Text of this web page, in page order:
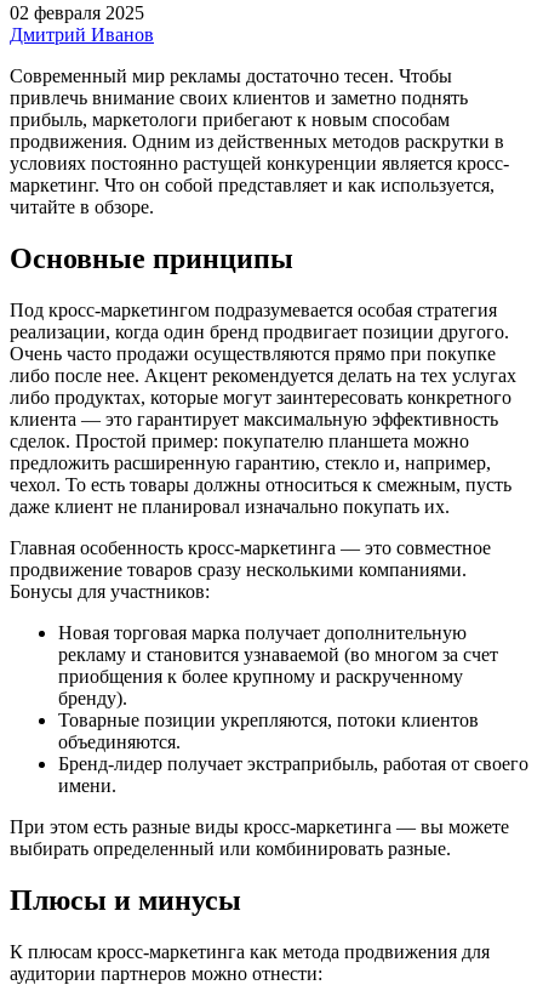
02 февраля 2025
Дмитрий Иванов
Современный мир рекламы достаточно тесен. Чтобы
привлечь внимание своих клиентов и заметно поднять
прибыль, маркетологи прибегают к новым способам
продвижения. Одним из действенных методов раскрутки в
условиях постоянно растущей конкуренции является кросс-
маркетинг. Что он собой представляет и как используется,
читайте в обзоре.
Основные принципы
Под кросс-маркетингом подразумевается особая стратегия
реализации, когда один бренд продвигает позиции другого.
Очень часто продажи осуществляются прямо при покупке
либо после нее. Акцент рекомендуется делать на тех услугах
либо продуктах, которые могут заинтересовать конкретного
клиента — это гарантирует максимальную эффективность
сделок. Простой пример: покупателю планшета можно
предложить расширенную гарантию, стекло и, например,
чехол. То есть товары должны относиться к смежным, пусть
даже клиент не планировал изначально покупать их.
Главная особенность кросс-маркетинга — это совместное
продвижение товаров сразу несколькими компаниями.
Бонусы для участников:
Новая торговая марка получает дополнительную
рекламу и становится узнаваемой (во многом за счет
приобщения к более крупному и раскрученному
бренду).
Товарные позиции укрепляются, потоки клиентов
объединяются.
Бренд-лидер получает экстраприбыль, работая от своего
имени.
При этом есть разные виды кросс-маркетинга — вы можете
выбирать определенный или комбинировать разные.
Плюсы и минусы
К плюсам кросс-маркетинга как метода продвижения для
аудитории партнеров можно отнести: